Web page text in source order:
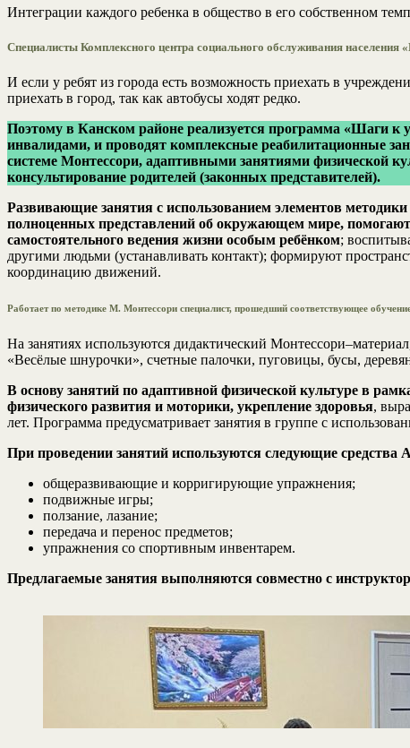
Интеграции каждого ребенка в общество в его собственном
Специалисты Комплексного центра социального обслуживания
И если у ребят из города есть возможность приехать в
приехать в город, так как автобусы ходят редко.
Поэтому в Канском районе реализуется программа «Шаги к
инвалидами, и проводят комплексные реабилитационные
системе Монтессори, адаптивными занятиями физической
консультирование родителей (законных представителей).
Развивающие занятия с использованием элементов
полноценных представлений об окружающем мире,
самостоятельного ведения жизни особым ребёнком;
другими людьми (устанавливать контакт); формируют
координацию движений.
Работает по методике М. Монтессори специалист, прошедший соответствующее
На занятиях используются дидактический
«Весёлые шнурочки», счетные палочки, пуговицы, бусы,
В основу занятий по адаптивной физической культуре в
физического развития и моторики, укрепление здоровья,
лет. Программа предусматривает занятия в группе с
При проведении занятий используются следующие средства
общеразвивающие и корригирующие упражнения;
подвижные игры;
ползание, лазание;
передача и перенос предметов;
упражнения со спортивным инвентарем.
Предлагаемые занятия выполняются совместно с